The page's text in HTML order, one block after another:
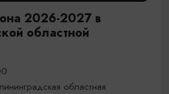
2026-2027 в
областной
областная